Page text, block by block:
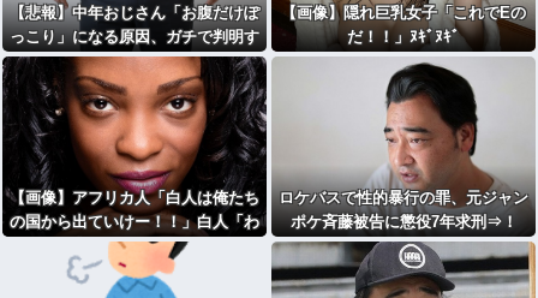
【悲報】中年おじさん「お腹だけぽ
っこり」になる原因、ガチで判明す
るｗｗｗｗ
【画像】隠れ巨乳女子「これでEの
だ！！」ﾇｷﾞﾇｷﾞ
【画像】アフリカ人「白人は俺たち
の国から出ていけー！！」白人「わ
かった。出ていくわ」⇒結果！！！
ロケバスで性的暴行の罪、元ジャン
ポケ斉藤被告に懲役7年求刑⇒！